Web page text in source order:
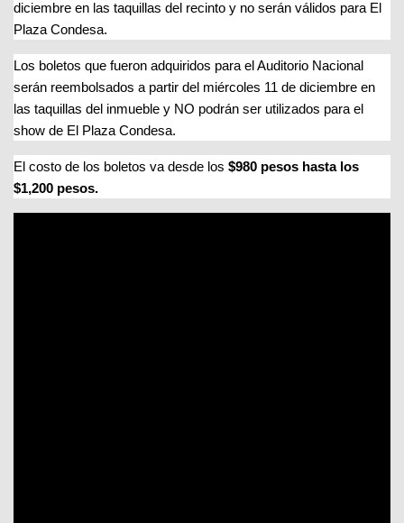
diciembre en las taquillas del recinto y no serán válidos para El
Plaza Condesa.
Los boletos que fueron adquiridos para el Auditorio Nacional
serán reembolsados a partir del miércoles 11 de diciembre en
las taquillas del inmueble y NO podrán ser utilizados para el
show de El Plaza Condesa.
El costo de los boletos va desde los $980 pesos hasta los
$1,200 pesos.